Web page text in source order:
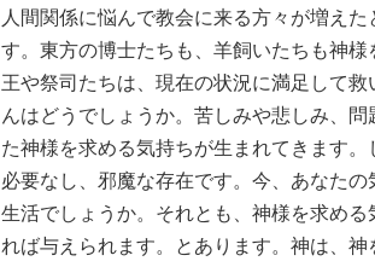
人間関係に悩んで教会に来る方々が増え
す。東方の博士たちも、羊飼いたちも神
王や祭司たちは、現在の状況に満足して
んはどうでしょうか。苦しみや悲しみ、
た神様を求める気持ちが生まれてきます
必要なし、邪魔な存在です。今、あなた
生活でしょうか。それとも、神様を求め
れば与えられます。とあります。神は、